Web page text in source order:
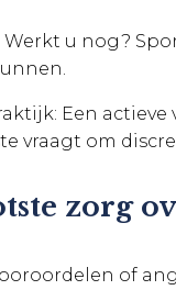
Werkt u nog?
Een
vraagt om
zorg
of